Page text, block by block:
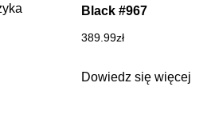
Black #967
389.99zł
Dowiedz się więcej